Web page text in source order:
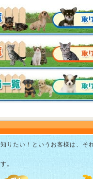
りたい！というお客様は、そ
。